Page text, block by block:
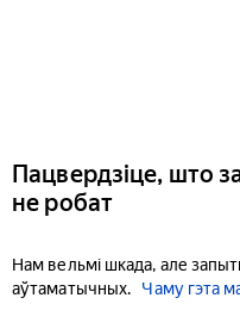
Пацвердзіце, што
не робат
Нам вельмі шкада, але
аўтаматычных.
Чаму гэта